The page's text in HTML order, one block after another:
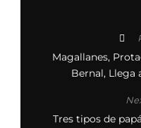
Magallanes,
Bernal, Llega
Tres tipos de